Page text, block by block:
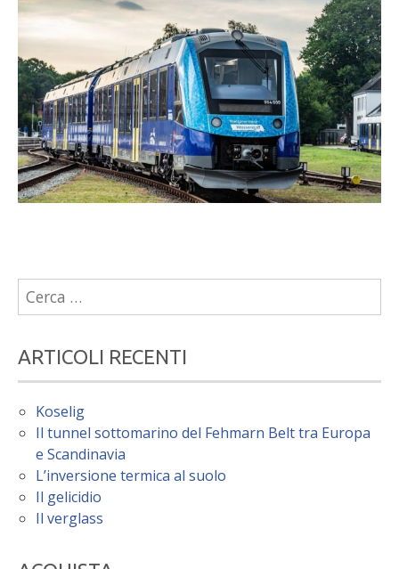
Ricerca
per:
ARTICOLI RECENTI
Koselig
Il tunnel sottomarino del Fehmarn Belt tra Europa
e Scandinavia
L’inversione termica al suolo
Il gelicidio
Il verglass